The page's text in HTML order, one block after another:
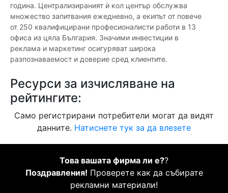
година. Централизираният ѝ кол център обслужва
множество запитвания ежедневно, а екипът от повече
от 250 квалифицирани професионалисти работи в 13
офиса из цяла България. Значими инвестиции в
реклама и маркетинг осигуряват широка
разпознаваемост и доверие сред клиентите.
Ресурси за изчисляване на
рейтингите:
Само регистрирани потребители могат да видят
данните. Натиснете тук за да влезете
Това вашата фирма ли е??
Поздравления! Проверете как да събирате
рекламни материали!